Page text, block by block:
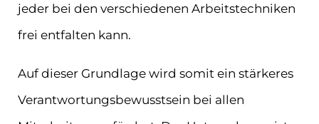
jeder bei den verschiedenen Arbeitstechniken
frei entfalten kann.
Auf dieser Grundlage wird somit ein stärkeres
Verantwortungsbewusstsein bei allen